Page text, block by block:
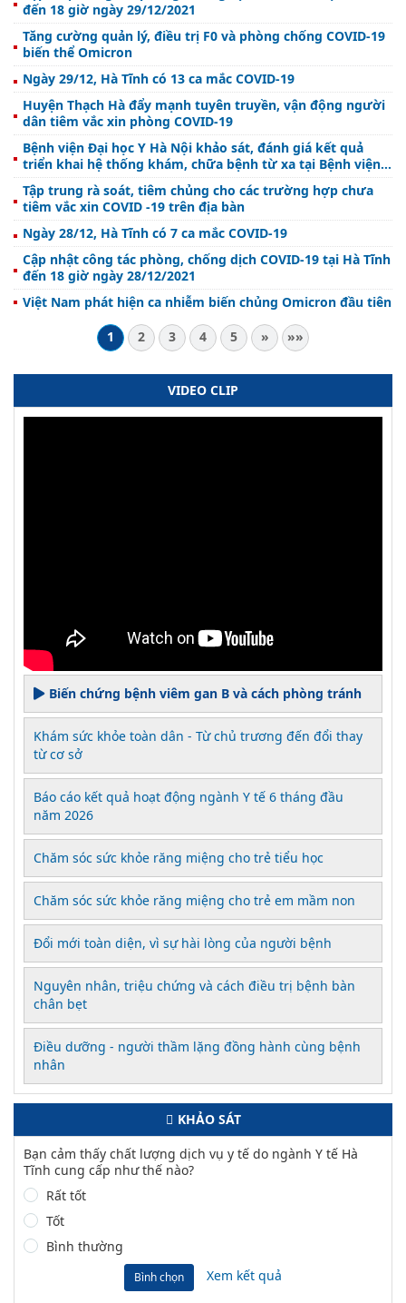
đến 18 giờ ngày 29/12/2021
Tăng cường quản lý, điều trị F0 và phòng chống COVID-19
biến thể Omicron
Ngày 29/12, Hà Tĩnh có 13 ca mắc COVID-19
Huyện Thạch Hà đẩy mạnh tuyên truyền, vận động người
dân tiêm vắc xin phòng COVID-19
Bệnh viện Đại học Y Hà Nội khảo sát, đánh giá kết quả
triển khai hệ thống khám, chữa bệnh từ xa tại Bệnh viện
Đa khoa thị xã Kỳ Anh
Tập trung rà soát, tiêm chủng cho các trường hợp chưa
tiêm vắc xin COVID -19 trên địa bàn
Ngày 28/12, Hà Tĩnh có 7 ca mắc COVID-19
Cập nhật công tác phòng, chống dịch COVID-19 tại Hà Tĩnh
đến 18 giờ ngày 28/12/2021
Việt Nam phát hiện ca nhiễm biến chủng Omicron đầu tiên
1
2 3 4 5 » »»
VIDEO CLIP
Biến chứng bệnh viêm gan B và cách phòng tránh
Khám sức khỏe toàn dân - Từ chủ trương đến đổi thay
từ cơ sở
Báo cáo kết quả hoạt động ngành Y tế 6 tháng đầu
năm 2026
Chăm sóc sức khỏe răng miệng cho trẻ tiểu học
Chăm sóc sức khỏe răng miệng cho trẻ em mầm non
Đổi mới toàn diện, vì sự hài lòng của người bệnh
Nguyên nhân, triệu chứng và cách điều trị bệnh bàn
chân bẹt
Điều dưỡng - người thầm lặng đồng hành cùng bệnh
nhân
KHẢO SÁT
Bạn cảm thấy chất lượng dịch vụ y tế do ngành Y tế Hà
Tĩnh cung cấp như thế nào?
Rất tốt
Tốt
Bình thường
Bình chọn Xem kết quả